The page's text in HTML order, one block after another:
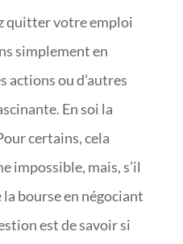
quitter votre emploi
simplement en
actions ou d’autres
En soi la
certains, cela
impossible, mais, s’il
bourse en négociant
est de savoir si